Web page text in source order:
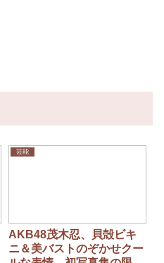
芸能
AKB48茂木忍、貝殻ビキ
ニ＆美バストのぞかせクー